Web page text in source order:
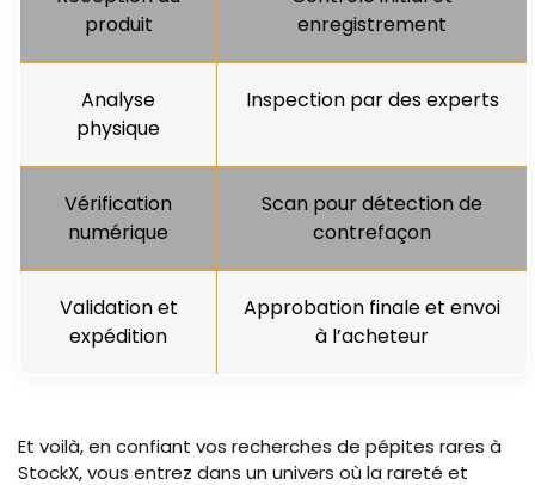
produit
enregistrement
Analyse
physique
Inspection par des experts
Vérification
numérique
Scan pour détection de
contrefaçon
Validation et
expédition
Approbation finale et envoi
à l’acheteur
Et voilà, en confiant vos recherches de pépites rares à
StockX, vous entrez dans un univers où la rareté et